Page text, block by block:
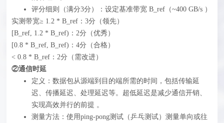
评分细则（满分3分）‍：设定基准带宽 B_ref（~400 GB/s ）
实测带宽≥ 1.2 * B_ref：3分（领先）
[B_ref, 1.2 * B_ref)：2分（优秀）
[0.8 * B_ref, B_ref)：4分（合格）
< 0.8 * B_ref：2分（需改进）
②通信时延
定义：数据包从源端到目的端所需的时间，包括传输延
迟、传播延迟、处理延迟等。超低延迟是减少通信开销、
实现高效并行的前提 。
测量方法：使用ping-pong测试（乒乓测试）测量单向或往